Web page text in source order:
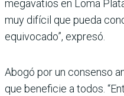
mega­vatios en Loma
muy difícil que pueda
equivocado”, expresó.
Abogó por un consenso
que beneficie a todos.